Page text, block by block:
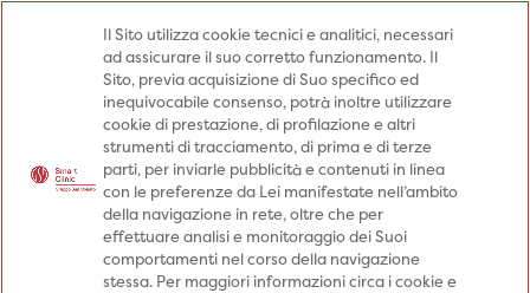
Prenota una visita
Prenota una visita
Specialità
Prestazioni
Patologie
Medici Punti prelievo
Specialità
Prestazioni
Patologie
Sedi
Percorsi
Informazioni
Il Sito utilizza cookie tecnici e analitici, necessari
ad assicurare il suo corretto funzionamento. Il
Sito, previa acquisizione di Suo specifico ed
inequivocabile consenso, potrà inoltre utilizzare
cookie di prestazione, di profilazione e altri
strumenti di tracciamento, di prima e di terze
parti, per inviarle pubblicità e contenuti in linea
con le preferenze da Lei manifestate nell’ambito
della navigazione in rete, oltre che per
effettuare analisi e monitoraggio dei Suoi
comportamenti nel corso della navigazione
stessa. Per maggiori informazioni circa i cookie e